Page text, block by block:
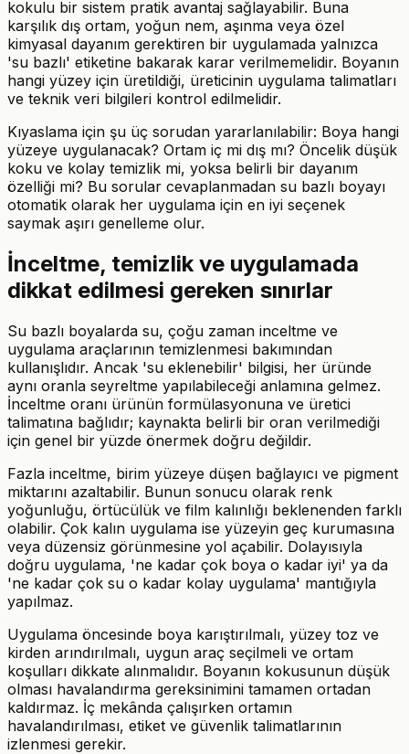
kokulu bir sistem pratik avantaj sağlayabilir. Buna
karşılık dış ortam, yoğun nem, aşınma veya özel
kimyasal dayanım gerektiren bir uygulamada yalnızca
'su bazlı' etiketine bakarak karar verilmemelidir. Boyanın
hangi yüzey için üretildiği, üreticinin uygulama talimatları
ve teknik veri bilgileri kontrol edilmelidir.
Kıyaslama için şu üç sorudan yararlanılabilir: Boya hangi
yüzeye uygulanacak? Ortam iç mi dış mı? Öncelik düşük
koku ve kolay temizlik mi, yoksa belirli bir dayanım
özelliği mi? Bu sorular cevaplanmadan su bazlı boyayı
otomatik olarak her uygulama için en iyi seçenek
saymak aşırı genelleme olur.
İnceltme, temizlik ve uygulamada
dikkat edilmesi gereken sınırlar
Su bazlı boyalarda su, çoğu zaman inceltme ve
uygulama araçlarının temizlenmesi bakımından
kullanışlıdır. Ancak 'su eklenebilir' bilgisi, her üründe
aynı oranla seyreltme yapılabileceği anlamına gelmez.
İnceltme oranı ürünün formülasyonuna ve üretici
talimatına bağlıdır; kaynakta belirli bir oran verilmediği
için genel bir yüzde önermek doğru değildir.
Fazla inceltme, birim yüzeye düşen bağlayıcı ve pigment
miktarını azaltabilir. Bunun sonucu olarak renk
yoğunluğu, örtücülük ve film kalınlığı beklenenden farklı
olabilir. Çok kalın uygulama ise yüzeyin geç kurumasına
veya düzensiz görünmesine yol açabilir. Dolayısıyla
doğru uygulama, 'ne kadar çok boya o kadar iyi' ya da
'ne kadar çok su o kadar kolay uygulama' mantığıyla
yapılmaz.
Uygulama öncesinde boya karıştırılmalı, yüzey toz ve
kirden arındırılmalı, uygun araç seçilmeli ve ortam
koşulları dikkate alınmalıdır. Boyanın kokusunun düşük
olması havalandırma gereksinimini tamamen ortadan
kaldırmaz. İç mekânda çalışırken ortamın
havalandırılması, etiket ve güvenlik talimatlarının
izlenmesi gerekir.